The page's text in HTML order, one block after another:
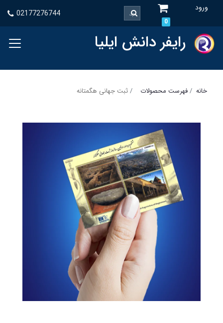
ورود
0
02177276744
رایفر دانش ایلیا
خانه فهرست محصولات ثبت جهانی هگمتانه